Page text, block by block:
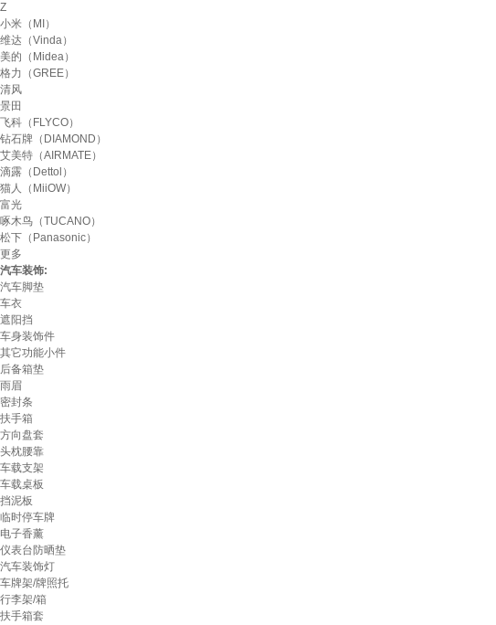
Z
小米（MI）
维达（Vinda）
美的（Midea）
格力（GREE）
清风
景田
飞科（FLYCO）
钻石牌（DIAMOND）
艾美特（AIRMATE）
滴露（Dettol）
猫人（MiiOW）
富光
啄木鸟（TUCANO）
松下（Panasonic）
更多
汽车装饰:
汽车脚垫
车衣
遮阳挡
车身装饰件
其它功能小件
后备箱垫
雨眉
密封条
扶手箱
方向盘套
头枕腰靠
车载支架
车载桌板
挡泥板
临时停车牌
电子香薰
仪表台防晒垫
汽车装饰灯
车牌架/牌照托
行李架/箱
扶手箱套